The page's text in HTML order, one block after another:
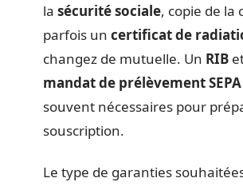
la sécurité sociale, copie de la
parfois un certificat de
changez de mutuelle. Un RIB
mandat de prélèvement SEPA
souvent nécessaires pour
souscription.
Le type de garanties